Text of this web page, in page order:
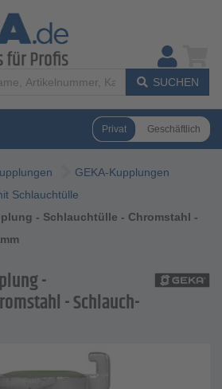
SUCHEN
Privat Geschäftlich
GEKA-Kupplungen
Schlauchtülle
- Schlauchtülle - Chromstahl -
-
- Schlauch-